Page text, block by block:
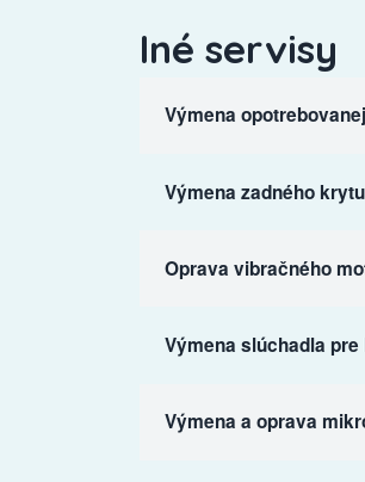
Iné servisy
Výmena
Výmena zadného krytu
Oprava vibračného
Výmena slúchadla
Výmena a oprava